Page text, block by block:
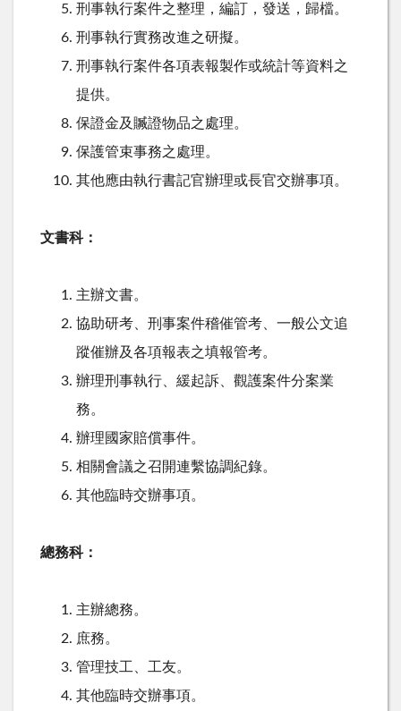
刑事執行案件之整理，編訂，發送，歸檔。
刑事執行實務改進之研擬。
刑事執行案件各項表報製作或統計等資料之
提供。
保證金及贓證物品之處理。
保護管束事務之處理。
其他應由執行書記官辦理或長官交辦事項。
文書科：
主辦文書。
協助研考、刑事案件稽催管考、一般公文追
蹤催辦及各項報表之填報管考。
辦理刑事執行、緩起訴、觀護案件分案業
務。
辦理國家賠償事件。
相關會議之召開連繫協調紀錄。
其他臨時交辦事項。
總務科：
主辦總務。
庶務。
管理技工、工友。
其他臨時交辦事項。